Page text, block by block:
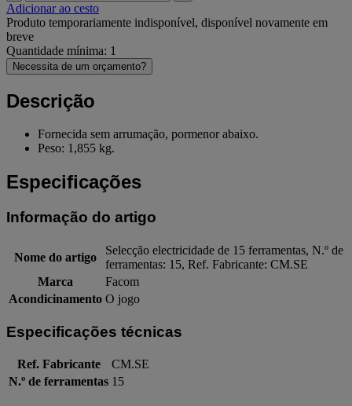
Adicionar ao cesto
Produto temporariamente indisponível, disponível novamente em
breve
Quantidade mínima: 1
Necessita de um orçamento?
Descrição
Fornecida sem arrumação, pormenor abaixo.
Peso: 1,855 kg.
Especificações
Informação do artigo
Nome do artigo
Selecção electricidade de 15 ferramentas, N.º de
ferramentas: 15, Ref. Fabricante: CM.SE
Marca
Facom
Acondicinamento O jogo
Especificações técnicas
Ref. Fabricante
CM.SE
N.º de ferramentas 15